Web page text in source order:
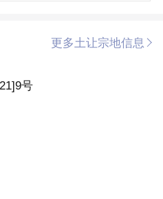
更多土让宗地信息
号